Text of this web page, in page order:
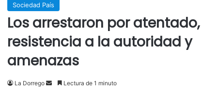
Sociedad País
Los arrestaron por atentado,
resistencia a la autoridad y
amenazas
La Dorrego
SendLectura de 1 minuto